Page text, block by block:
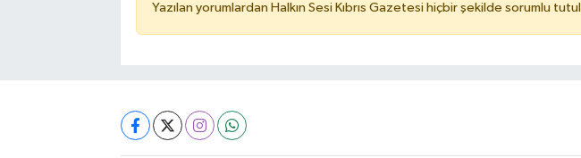
Yazılan yorumlardan Halkın Sesi Kıbrıs Gazetesi hiçbir şekilde sorumlu